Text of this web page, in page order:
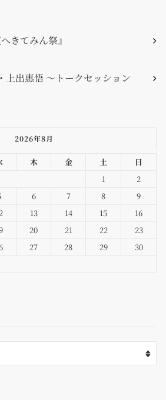
きてみん祭』
上出惠悟 〜トークセッション
2026年8月
木 金 土
日
1
2
6 7 8
9
13 14 15
16
20 21 22
23
27 28 29
30